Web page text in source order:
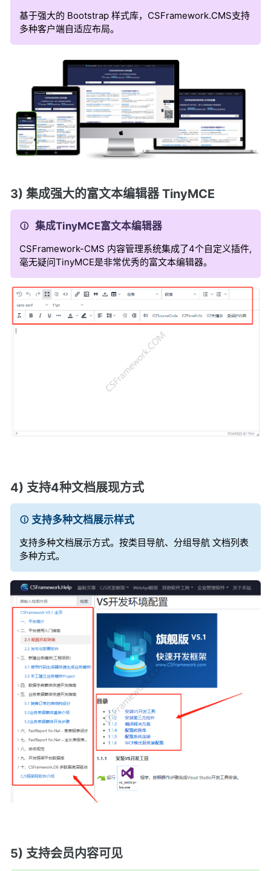
基于强大的 Bootstrap 样式库，CSFramework.CMS支持
多种客户端自适应布局。
3) 集成强大的富文本编辑器 TinyMCE
集成TinyMCE富文本编辑器
CSFramework-CMS 内容管理系统集成了4个自定义插件,
毫无疑问TinyMCE是非常优秀的富文本编辑器。
4) 支持4种文档展现方式
支持多种文档展示样式
支持多种文档展示方式。按类目导航、分组导航 文档列表
多种方式。
5) 支持会员内容可见